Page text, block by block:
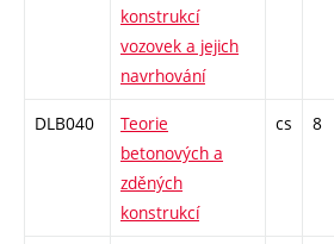
konstrukcí
vozovek a jejich
navrhování
DLB040
Teorie
betonových a
zděných
konstrukcí
cs 8